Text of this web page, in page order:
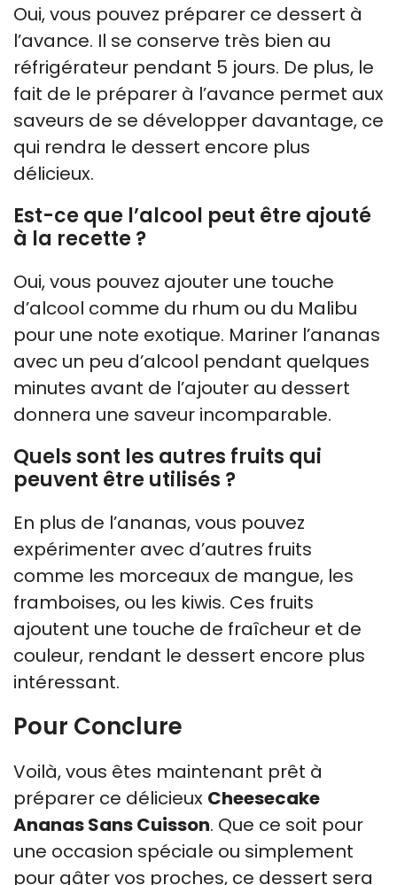
Oui, vous pouvez préparer ce dessert à
l’avance. Il se conserve très bien au
réfrigérateur pendant 5 jours. De plus, le
fait de le préparer à l’avance permet aux
saveurs de se développer davantage, ce
qui rendra le dessert encore plus
délicieux.
Est-ce que l’alcool peut être ajouté
à la recette ?
Oui, vous pouvez ajouter une touche
d’alcool comme du rhum ou du Malibu
pour une note exotique. Mariner l’ananas
avec un peu d’alcool pendant quelques
minutes avant de l’ajouter au dessert
donnera une saveur incomparable.
Quels sont les autres fruits qui
peuvent être utilisés ?
En plus de l’ananas, vous pouvez
expérimenter avec d’autres fruits
comme les morceaux de mangue, les
framboises, ou les kiwis. Ces fruits
ajoutent une touche de fraîcheur et de
couleur, rendant le dessert encore plus
intéressant.
Pour Conclure
Voilà, vous êtes maintenant prêt à
préparer ce délicieux Cheesecake
Ananas Sans Cuisson. Que ce soit pour
une occasion spéciale ou simplement
pour gâter vos proches, ce dessert sera